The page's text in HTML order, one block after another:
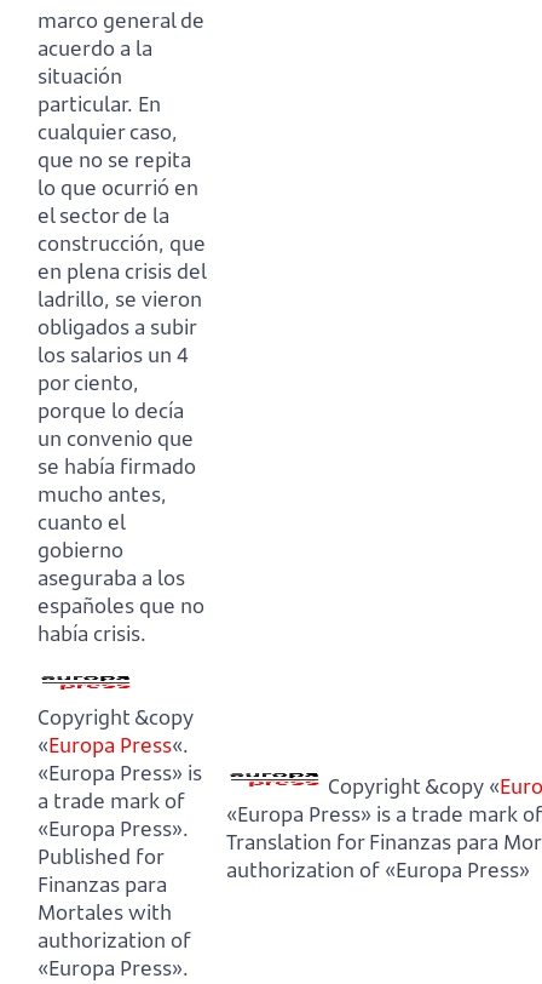
marco general de
acuerdo a la
situación
particular. En
cualquier caso,
que no se repita
lo que ocurrió en
el sector de la
construcción, que
en plena crisis del
ladrillo, se vieron
obligados a subir
los salarios un 4
por ciento,
porque lo decía
un convenio que
se había firmado
mucho antes,
cuanto el
gobierno
aseguraba a los
españoles que no
había crisis.
Copyright &copy
«Europa Press«.
«Europa Press» is
a trade mark of
«Europa Press».
Published for
Finanzas para
Mortales with
authorization of
«Europa Press».
Copyright &copy «
«Europa Press» is a trade mark
Translation for Finanzas para
authorization of «Europa Press»